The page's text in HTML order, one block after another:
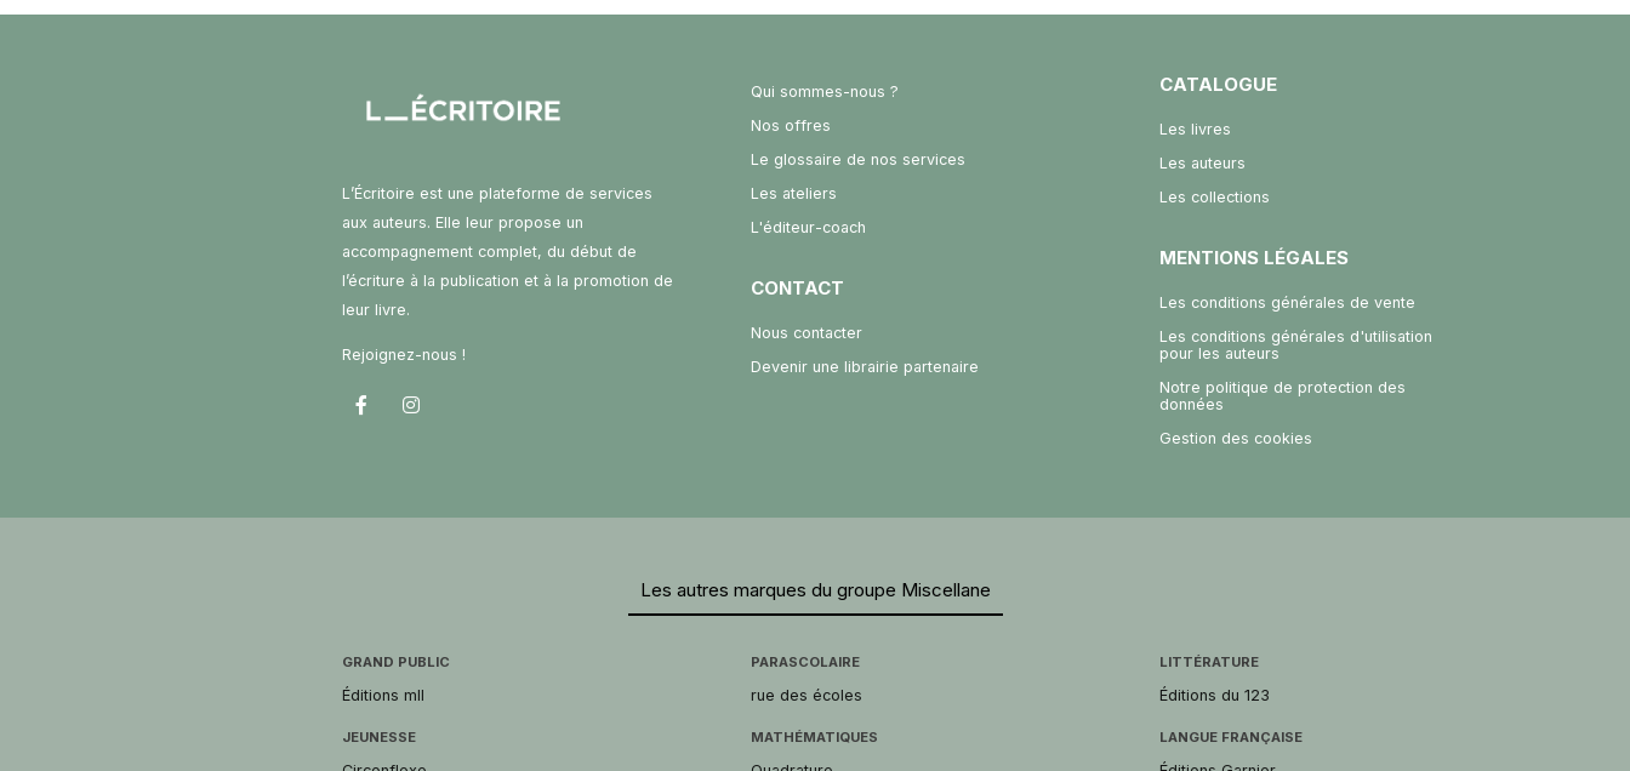
L’Écritoire est une plateforme de services
aux auteurs. Elle leur propose un
accompagnement complet, du début de
l’écriture à la publication et à la promotion de
leur livre.
Rejoignez-nous !
Qui sommes-nous ?
Nos offres
Le glossaire de nos services
Les ateliers
L'éditeur-coach
CONTACT
Nous contacter
Devenir une librairie partenaire
CATALOGUE
Les livres
Les auteurs
Les collections
MENTIONS LÉGALES
Les conditions générales de vente
Les conditions générales d'utilisation
pour les auteurs
Notre politique de protection des
données
Gestion des cookies
Les autres marques du groupe Miscellane
GRAND PUBLIC
Éditions mll
JEUNESSE
PARASCOLAIRE
rue des écoles
MATHÉMATIQUES
LITTÉRATURE
Éditions du 123
LANGUE FRANÇAISE